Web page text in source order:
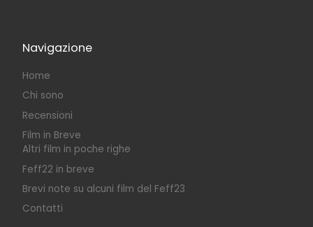
Navigazione
Home
Chi sono
Recensioni
Film in Breve
Altri film in poche righe
Feff22 in breve
Brevi note su alcuni film del Feff23
Contatti